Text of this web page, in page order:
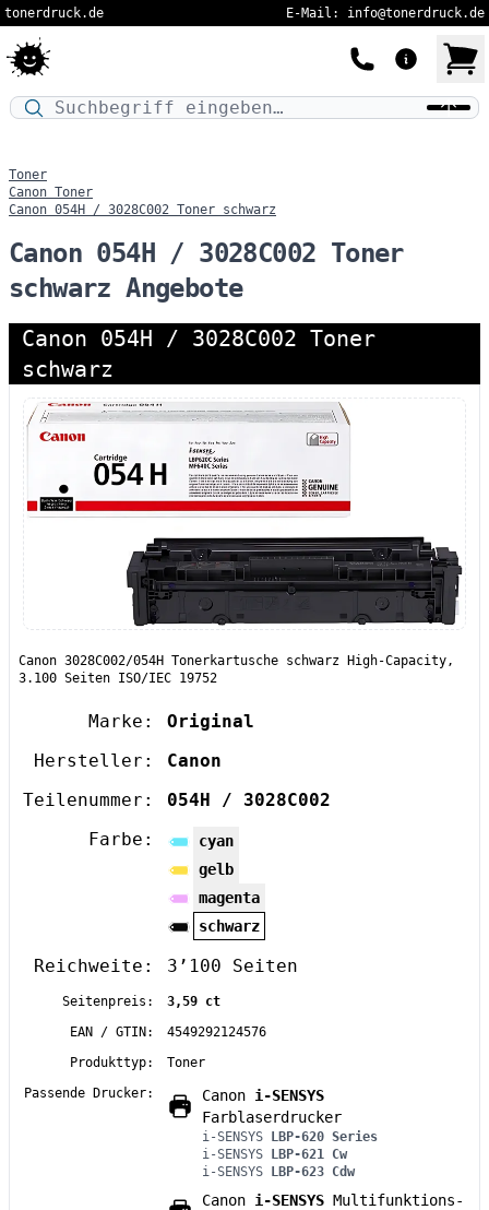
tonerdruck.de E-Mail: info@tonerdruck.de
Druckermodell oder Produktnamen eingeben…
Toner
Canon Toner
Canon 054H / 3028C002 Toner schwarz
Canon 054H / 3028C002 Toner
schwarz Angebote
Canon 054H / 3028C002 Toner
schwarz
Canon 3028C002/054H Tonerkartusche schwarz High-Capacity,
3.100 Seiten ISO/IEC 19752
Marke:
Original
Hersteller:
Canon
Teilenummer:
054H / 3028C002
Farbe:
cyan
gelb
magenta
schwarz
Reichweite: 3’100 Seiten
Seitenpreis:
3,59 ct
EAN / GTIN:
4549292124576
Produkttyp:
Toner
Passende Drucker:
Canon i-SENSYS
Farblaserdrucker
i-SENSYS LBP-620 Series
i-SENSYS LBP-621 Cw
i-SENSYS LBP-623 Cdw
Canon i-SENSYS Multifunktions-